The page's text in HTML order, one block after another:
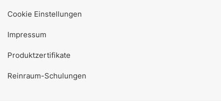
Cookie Einstellungen
Impressum
Produktzertifikate
Reinraum-Schulungen